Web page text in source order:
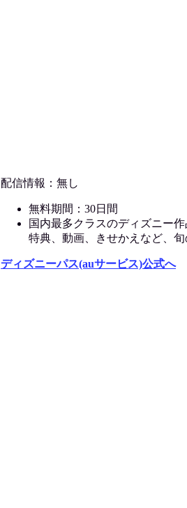
配信情報：無し
無料期間：30日間
国内最多クラスのディズニー作
特典、動画、きせかえなど、
ディズニーパス(auサービス)公式へ